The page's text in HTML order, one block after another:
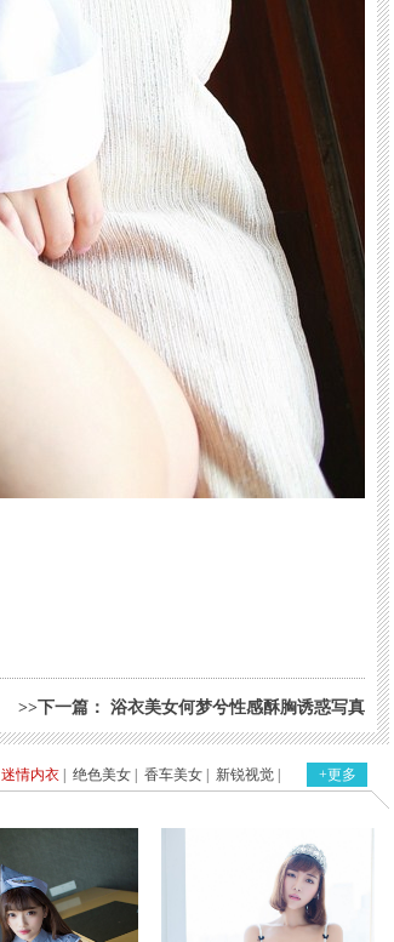
>>下一篇 ： 浴衣美女何梦兮性感酥胸诱惑写真
+更多
迷情内衣 绝色美女 香车美女 新锐视觉